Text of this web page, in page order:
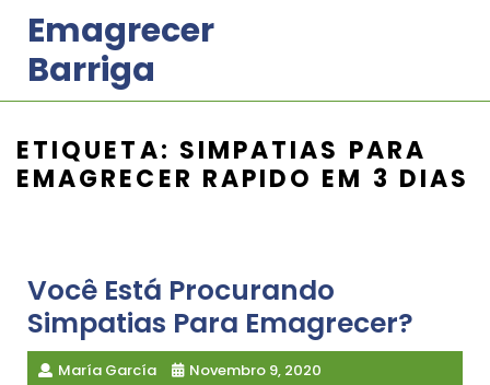
content
Emagrecer
Barriga
ETIQUETA: SIMPATIAS PARA
EMAGRECER RAPIDO EM 3 DIAS
Você Está Procurando
Simpatias Para Emagrecer?
María García
Novembro 9, 2020